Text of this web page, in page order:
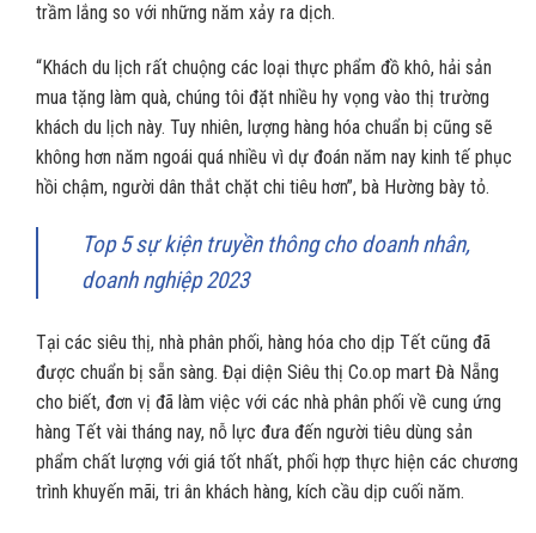
trầm lắng so với những năm xảy ra dịch.
“Khách du lịch rất chuộng các loại thực phẩm đồ khô, hải sản
mua tặng làm quà, chúng tôi đặt nhiều hy vọng vào thị trường
khách du lịch này. Tuy nhiên, lượng hàng hóa chuẩn bị cũng sẽ
không hơn năm ngoái quá nhiều vì dự đoán năm nay kinh tế phục
hồi chậm, người dân thắt chặt chi tiêu hơn”, bà Hường bày tỏ.
Top 5 sự kiện truyền thông cho doanh nhân,
doanh nghiệp 2023
Tại các siêu thị, nhà phân phối, hàng hóa cho dịp Tết cũng đã
được chuẩn bị sẵn sàng. Đại diện Siêu thị Co.op mart Đà Nẵng
cho biết, đơn vị đã làm việc với các nhà phân phối về cung ứng
hàng Tết vài tháng nay, nỗ lực đưa đến người tiêu dùng sản
phẩm chất lượng với giá tốt nhất, phối hợp thực hiện các chương
trình khuyến mãi, tri ân khách hàng, kích cầu dịp cuối năm.